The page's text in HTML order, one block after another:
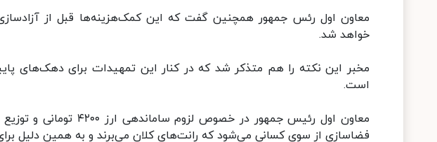
معاون اول رئس جمهور همچنین گفت که این کمک‌هزینه‌ها قبل از
خواهد شد.
مخبر این نکته را هم متذکر شد که در کنار این تمهیدات برای دهک‌های
است.
معاون اول رئیس جمهور در
فضاسازی از سوی کسانی می‌شود که رانت‌های کلان می‌برند و به همین دلیل